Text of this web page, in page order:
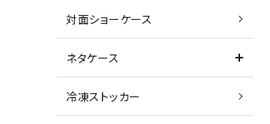
対面ショーケース
ネタケース
冷凍ストッカー